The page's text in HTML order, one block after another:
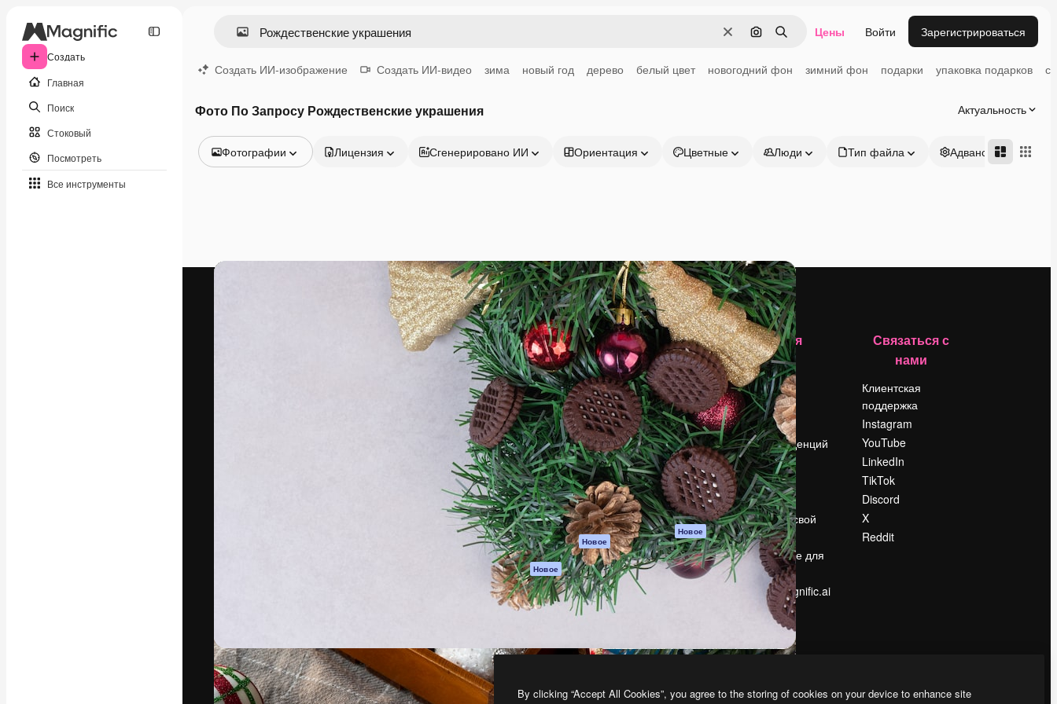
Создать
Главная
Поиск
Стоковый
Посмотреть
Все инструменты
ОчиститьПоиск по изображению
Поиск Цены Войти Зарегистрироваться
Создать ИИ-изображение Создать ИИ-видео зима новый год дерево белый цвет новогодний фон зимний фон подарки упаковка подарков
Фото По Запросу Рождественские украшения Актуальность
Фотографии
Видео
Лицензия Сгенерировано ИИ Ориентация Цветные Люди Тип файла Адвансд
Креативная платформа для создания
ваших лучших работ. Более 1 миллиона
Продукция
Spaces
ИИ-помощник
Генератор
изображений ИИ
Генератор видео
ИИ
Генератор голоса
на основе ИИ
Стоковый контент
MCP для
Claude/ChatGPT
Новое
Агенты Новое
API
Мобильное
Magnific
Начать
Academy
Документация по
Пакету ИИ
Служба
поддержки
Условия и
положения
Политика
конфиденциальности
Оригиналы Новое
Политика файлов
cookie
Центр доверия
Компания
Цены
О нас
Reviews
Вакансии
Поиск тенденций
Блог
События
Slidesgo
Продайте свой
контент
Помещение для
прессы
Ищете magnific.ai
Связаться с
нами
Клиентская
поддержка
Instagram
YouTube
LinkedIn
TikTok
Discord
X
Reddit
By clicking “Accept All Cookies”, you agree to the storing of cookies on your device to enhance site